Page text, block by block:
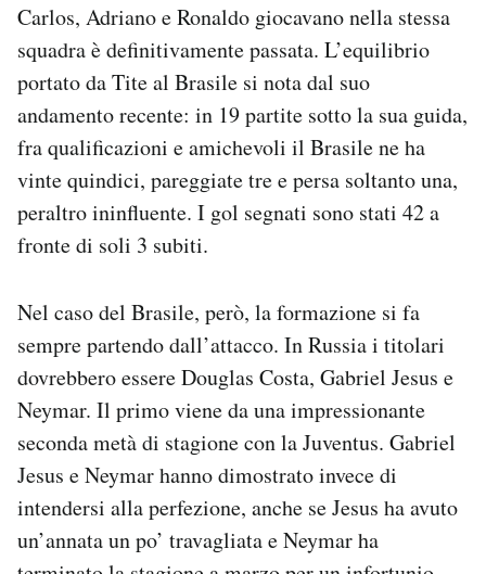
Carlos, Adriano e Ronaldo giocavano nella stessa
squadra è definitivamente passata. L’equilibrio
portato da Tite al Brasile si nota dal suo
andamento recente: in 19 partite sotto la sua guida,
fra qualificazioni e amichevoli il Brasile ne ha
vinte quindici, pareggiate tre e persa soltanto una,
peraltro ininfluente. I gol segnati sono stati 42 a
fronte di soli 3 subiti.
Nel caso del Brasile, però, la formazione si fa
sempre partendo dall’attacco. In Russia i titolari
dovrebbero essere Douglas Costa, Gabriel Jesus e
Neymar. Il primo viene da una impressionante
seconda metà di stagione con la Juventus. Gabriel
Jesus e Neymar hanno dimostrato invece di
intendersi alla perfezione, anche se Jesus ha avuto
un’annata un po’ travagliata e Neymar ha